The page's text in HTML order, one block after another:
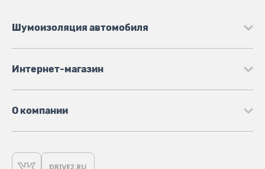
Шумоизоляция автомобиля
Интернет-магазин
О компании